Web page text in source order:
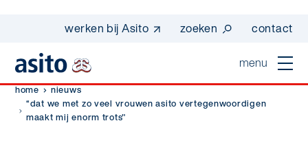
werken bij Asito zoeken contact
menu
home
home
nieuws
“dat we met zo veel vrouwen asito vertegenwoordigen
maakt mij enorm trots"